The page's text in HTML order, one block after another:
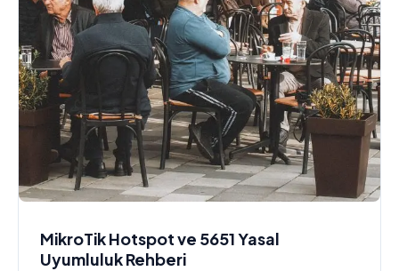
MikroTik Hotspot ve 5651 Yasal
Uyumluluk Rehberi